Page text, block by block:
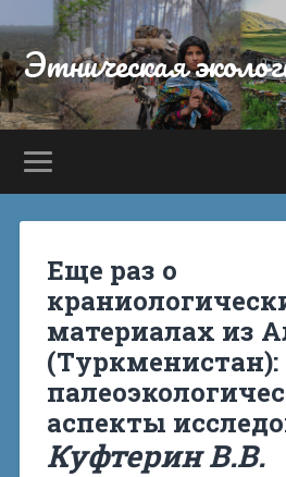
Этническая
Еще раз о
материалах из
(Туркменистан):
аспекты
Куфтерин В.В.